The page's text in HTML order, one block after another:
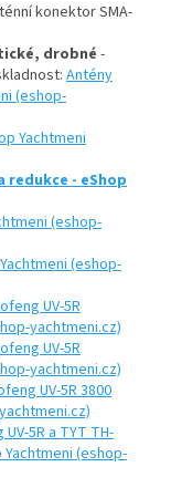
konektor SMA-
drobné -
Antény
(eshop-
Yachtmeni
redukce - eShop
(eshop-
(eshop-
UV-5R
yachtmeni.cz)
UV-5R
yachtmeni.cz)
UV-5R 3800
5R a TYT TH-
Yachtmeni (eshop-